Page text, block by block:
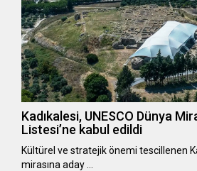
Kadıkalesi, UNESCO Dünya
Listesi’ne kabul edildi
Kültürel ve stratejik önemi tescillenen
mirasına aday …